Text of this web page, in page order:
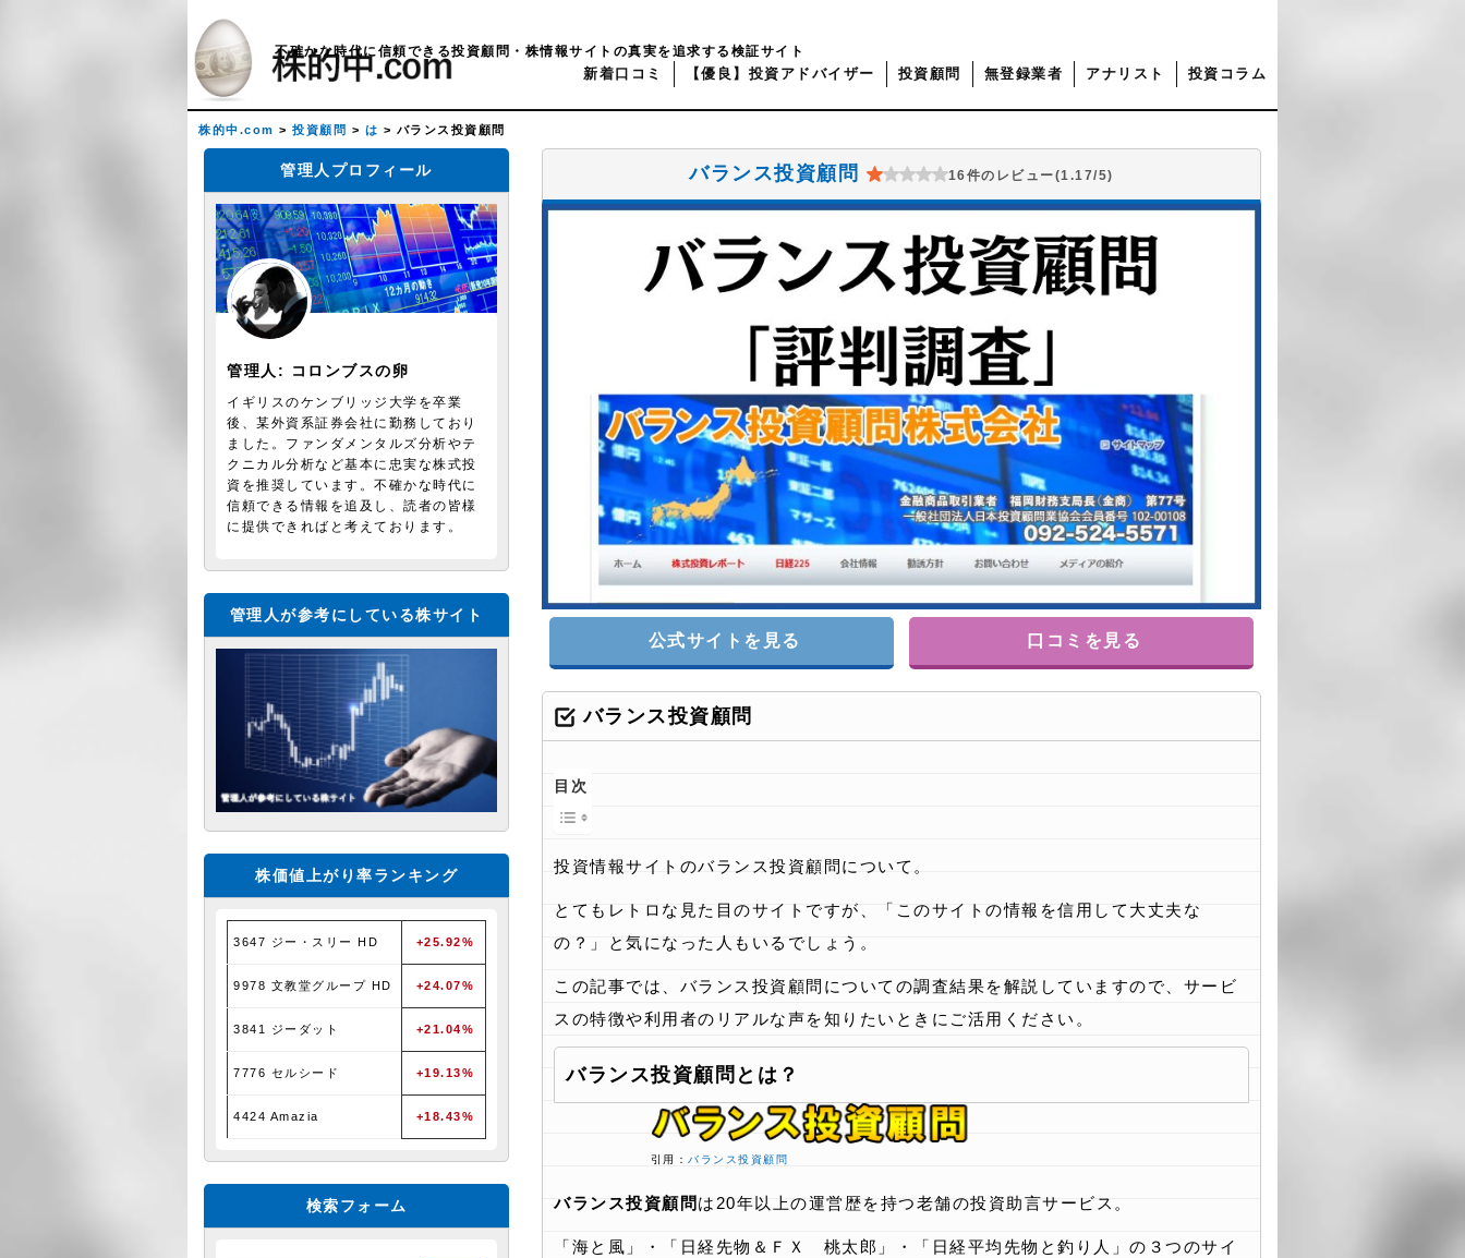
不確かな時代に信頼できる投資顧問・株情報サイトの真実を追求する検証サイト
新着口コミ 【優良】投資アドバイザー 投資顧問 無登録業者 アナリスト 投資コラム
株的中.com > 投資顧問 > は > バランス投資顧問
バランス投資顧問 16件のレビュー(1.17/5)
公式サイトを見る 口コミを見る
バランス投資顧問
目次
投資情報サイトのバランス投資顧問について。
とてもレトロな見た目のサイトですが、「このサイトの情報を信用して大丈夫な
の？」と気になった人もいるでしょう。
この記事では、バランス投資顧問についての調査結果を解説していますので、サービ
スの特徴や利用者のリアルな声を知りたいときにご活用ください。
バランス投資顧問とは？
引用： バランス投資顧問
バランス投資顧問 は20年以上の運営歴を持つ老舗の投資助言サービス。
「海と風」・「日経先物＆ＦＸ 桃太郎」・「日経平均先物と釣り人」の３つのサイ
管理人プロフィール
管理人: コロンブスの卵
イギリスのケンブリッジ大学を卒業
後、某外資系証券会社に勤務しており
ました。ファンダメンタルズ分析やテ
クニカル分析など基本に忠実な株式投
資を推奨しています。不確かな時代に
信頼できる情報を追及し、読者の皆様
に提供できればと考えております。
管理人が参考にしている株サイト
株価値上がり率ランキング
3647 ジー・スリー HD +25.92%
9978 文教堂グループ HD +24.07%
3841 ジーダット +21.04%
7776 セルシード +19.13%
4424 Amazia +18.43%
検索フォーム